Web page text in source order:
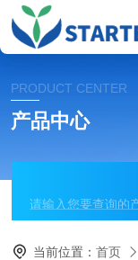
PRODUCT CENTER
产品中心
当前位置：首页